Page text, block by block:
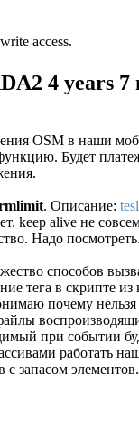
access.
4 years 7
OSM в наши
Будет
. Описание:
keep alive не
Надо посмотреть.
способов
тега в скрипте
почему нельзя
при событии
работать
с запасом